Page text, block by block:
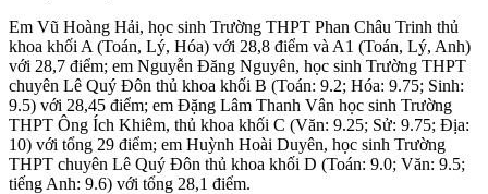
Em Vũ Hoàng Hải, học sinh Trường THPT Phan Châu Trinh thủ
khoa khối A (Toán, Lý, Hóa) với 28,8 điểm và A1 (Toán, Lý, Anh)
với 28,7 điểm; em Nguyễn Đăng Nguyên, học sinh Trường THPT
chuyên Lê Quý Đôn thủ khoa khối B (Toán: 9.2; Hóa: 9.75; Sinh:
9.5) với 28,45 điểm; em Đặng Lâm Thanh Vân học sinh Trường
THPT Ông Ích Khiêm, thủ khoa khối C (Văn: 9.25; Sử: 9.75; Địa:
10) với tổng 29 điểm; em Huỳnh Hoài Duyên, học sinh Trường
THPT chuyên Lê Quý Đôn thủ khoa khối D (Toán: 9.0; Văn: 9.5;
tiếng Anh: 9.6) với tổng 28,1 điểm.